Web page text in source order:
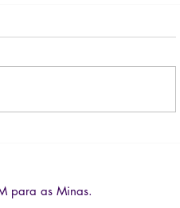
para as Minas.